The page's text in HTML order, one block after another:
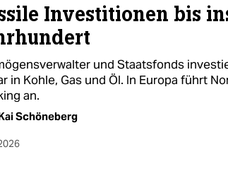
Investitionen bis
und Staatsfonds
in Kohle, Gas und Öl. In Europa führt
an.
Schöneberg